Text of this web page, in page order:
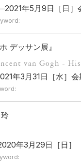
年5月9日［日］
デッサン展』
van Gogh -
年3月31日［水］会
年3月29日［日